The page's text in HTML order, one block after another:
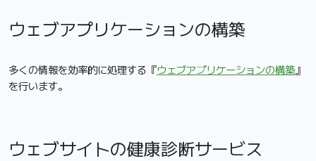
ウェブアプリケーションの構築
多くの情報を効率的に処理する『ウェブアプリケーションの構築』
を行います。
ウェブサイトの健康診断サービス